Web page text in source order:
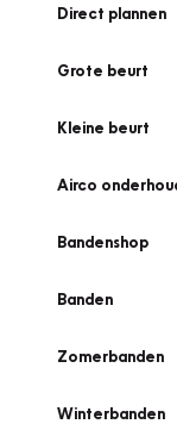
Direct plannen
Grote beurt
Kleine beurt
Airco
Bandenshop
Banden
Zomerbanden
Winterbanden